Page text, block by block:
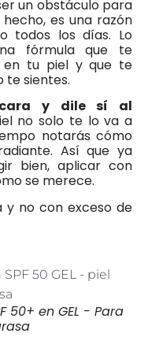
un obstáculo para
es una razón
todos los días. Lo
fórmula que te
en tu piel y que te
te sientes.
y dile sí al
no solo te lo va a
notarás cómo
Así que ya
bien, aplicar con
se merece.
y no con exceso de
50+ en GEL - Para